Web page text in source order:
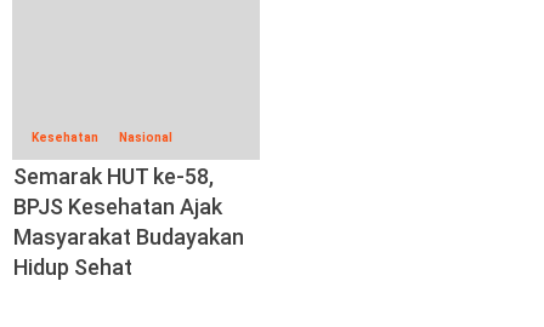
Kesehatan Nasional
Semarak HUT ke-58,
BPJS Kesehatan Ajak
Masyarakat Budayakan
Hidup Sehat